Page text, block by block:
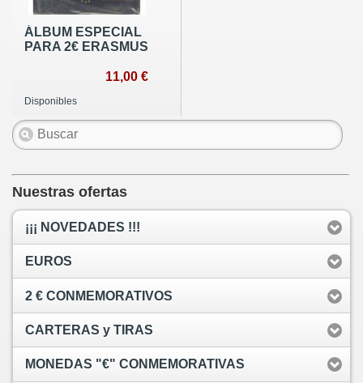
ÁLBUM ESPECIAL
PARA 2€ ERASMUS
11,00 €
Disponibles
Nuestras ofertas
¡¡¡ NOVEDADES !!!
EUROS
2 € CONMEMORATIVOS
CARTERAS y TIRAS
MONEDAS "€" CONMEMORATIVAS